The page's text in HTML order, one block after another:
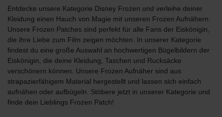
Entdecke unsere Kategorie Disney Frozen und verleihe deiner
Kleidung einen Hauch von Magie mit unseren Frozen Aufnähern.
Unsere Frozen Patches sind perfekt für alle Fans der Eiskönigin,
die ihre Liebe zum Film zeigen möchten. In unserer Kategorie
findest du eine große Auswahl an hochwertigen Bügelbildern der
Eiskönigin, die deine Kleidung, Taschen und Rucksäcke
verschönern können. Unsere Frozen Aufnäher sind aus
strapazierfähigem Material hergestellt und lassen sich einfach
aufnähen oder aufbügeln. Stöbere jetzt in unserer Kategorie und
finde dein Lieblings Frozen Patch!